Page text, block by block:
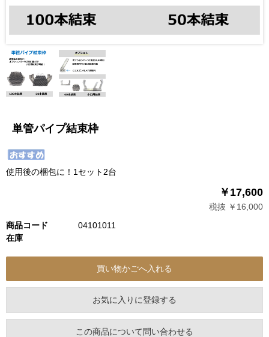
単管パイプ結束枠
使用後の梱包に！1セット2台
￥17,600
税抜 ￥16,000
商品コード
04101011
在庫
お気に入りに登録する
この商品について問い合わせる